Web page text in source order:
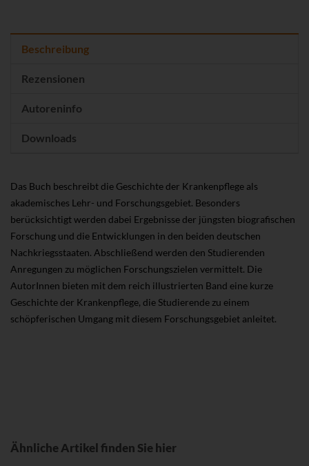
Beschreibung
Rezensionen
Autoreninfo
Downloads
Das Buch beschreibt die Geschichte der Krankenpflege als
akademisches Lehr- und Forschungsgebiet. Besonders
berücksichtigt werden dabei Ergebnisse der jüngsten biografischen
Forschung und die Entwicklungen in den beiden deutschen
Nachkriegsstaaten. Abschließend werden den Studierenden
Anregungen zu möglichen Forschungszielen vermittelt. Die
AutorInnen bieten mit dem reich illustrierten Band eine kurze
Geschichte der Krankenpflege, die Studierende zu einem
schöpferischen Umgang mit diesem Forschungsgebiet anleitet.
Ähnliche Artikel finden Sie hier